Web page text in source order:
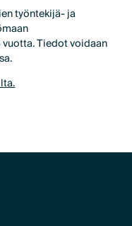
työntekijä- ja
Tiedot voidaan